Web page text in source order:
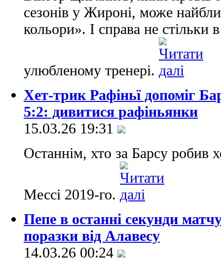
сезонів у Жироні, може
кольори». І справа не стільки
улюбленому тренері.
Хет-трик Рафіньї допоміг
5:2: дивитися рафіньянки
15.03.26 19:31
Останнім, хто за Барсу робив
Мессі 2019-го.
Пепе в останні секунди
поразки від Алавесу
14.03.26 00:24